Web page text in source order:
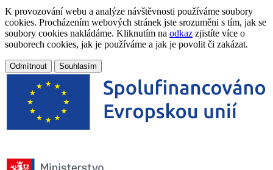
K provozování webu a analýze návštěvnosti používáme soubory
cookies. Procházením webových stránek jste srozuměni s tím, jak se
soubory cookies nakládáme. Kliknutím na odkaz zjistíte více o
souborech cookies, jak je používáme a jak je povolit či zakázat.
Odmítnout Souhlasím